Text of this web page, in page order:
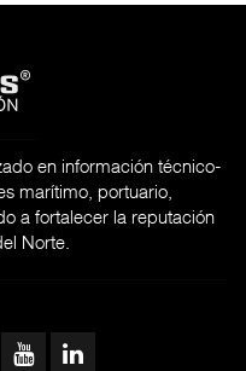
en información técnico-
marítimo, portuario,
a fortalecer la reputación
Norte.